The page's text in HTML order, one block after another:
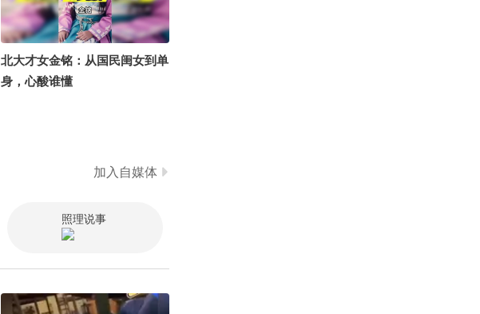
北大才女金铭：从国民闺女到单
身，心酸谁懂
加入自媒体
照理说事